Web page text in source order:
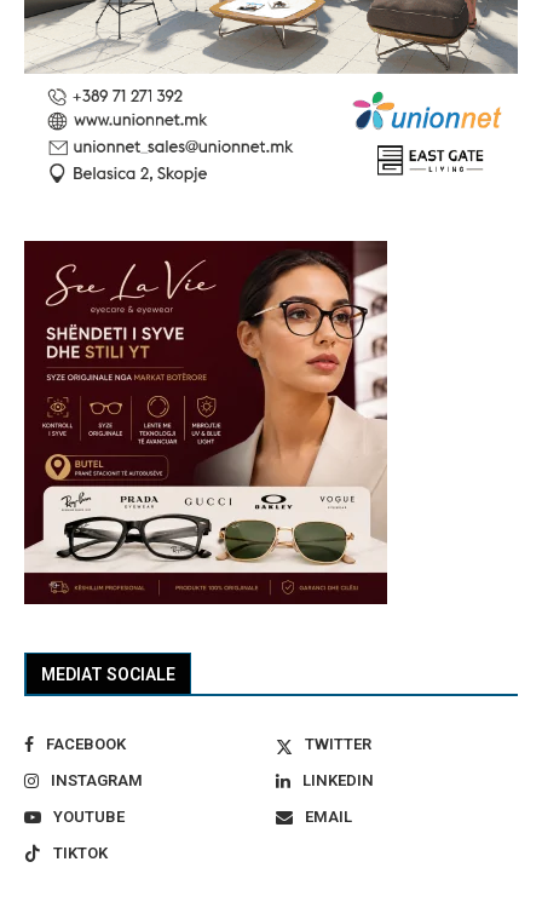
MEDIAT SOCIALE
FACEBOOK
TWITTER
INSTAGRAM
LINKEDIN
YOUTUBE
EMAIL
TIKTOK